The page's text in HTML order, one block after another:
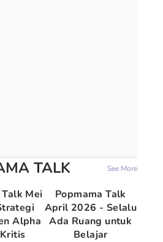
TALK See More
Mei
Alpha
Popmama Talk
April 2026 - Selalu
Ada Ruang untuk
Belajar